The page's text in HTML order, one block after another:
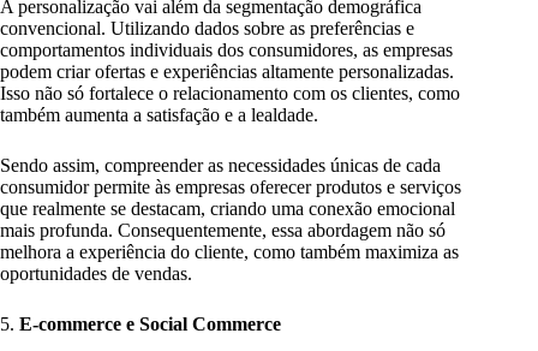
A personalização vai além da segmentação demográfica
convencional. Utilizando dados sobre as preferências e
comportamentos individuais dos consumidores, as empresas
podem criar ofertas e experiências altamente personalizadas.
Isso não só fortalece o relacionamento com os clientes, como
também aumenta a satisfação e a lealdade.
Sendo assim, compreender as necessidades únicas de cada
consumidor permite às empresas oferecer produtos e serviços
que realmente se destacam, criando uma conexão emocional
mais profunda. Consequentemente, essa abordagem não só
melhora a experiência do cliente, como também maximiza as
oportunidades de vendas.
5. E-commerce e Social Commerce